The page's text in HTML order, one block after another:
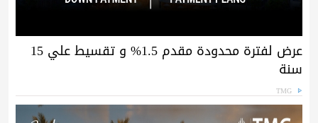
عرض لفترة محدودة مقدم 1.5% و تقسيط علي 15
سنة
TMG